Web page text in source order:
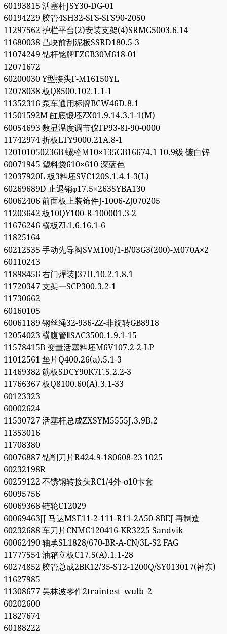
60193815 活塞杆JSY30-DG-01
60194229 胶管4SH32-SFS-SFS90-2050
11297562 护栏平台(2)安装支架(4)SRMG5003.6.14
11680038 凸块前刮泥板SSRD180.5-3
11074249 钻杆铭牌EZGB30M618-01
12071672
60200030 Y型接头F-M16150YL
12078038 板Q8500.102.1.1-1
11352316 泵车通用标牌BCW46D.8.1
11501592M 缸底锻坯ZX01.9.14.3.1-1(M)
60054693 数显温度调节仪FP93-8I-90-0000
11742974 折板LTY9000.21A.8-1
120101050236B 螺栓M10×135GB16674.1 10.9级 镀白锌
60071945 塑料袋610×610 深蓝色
12037920L 板3料坯SVC120S.1.4.1-3(L)
60269689D 止退销φ17.5×263SYBA130
60062406 前面板上装饰件J-1006-ZJ070205
11203642 板10QY100-R-100001.3-2
11676246 横板ZL1.6.16.1-6
11825164
60212535 手动先导阀SVM100/1-B/03G3(200)-M070A×2
60110243
11898456 右门焊装J37H.10.2.1.8.1
11720347 支架一SCP300.3.2-1
11730662
60160105
60061189 钢丝绳32-936-ZZ-非旋转GB8918
12054023 横腹管ⅡSAC3500.1.9.1-15
11578415B 变量活塞料坯M6V107.2-2-LP
11012561 垫片Q400.26(a).5.1-3
11469382 筋板SDCY90K7F.5.2.2-3
11766367 板Q8100.60(A).3.1-33
60123323
60002624
11530727 活塞杆总成ZXSYM5555J.3.9B.2
11353016
11708380
60076887 钻削刀片R424.9-180608-23 1025
60232198R
60259122 不锈钢转接头RC1/4外-φ10卡套
60095756
60069368 链轮C12029
60069463JJ 马达MSE11-2-111-R11-2A50-8BEJ 再制造
60232688 车刀片CNMG120416-KR3225 Sandvik
60062490 轴承SL1828/670-BR-A-CN/3L-S2 FAG
11777554 油箱立板C17.5(A).1.1-28
60274852 胶管总成2BK12/35-ST2-1200Q/SY013017(神东)
11627985
11308677 吴林波零件2traintest_wulb_2
60202600
11827674
60188222